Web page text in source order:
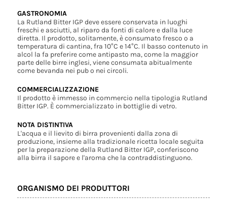
GASTRONOMIA
La Rutland Bitter IGP deve essere conservata in luoghi
freschi e asciutti, al riparo da fonti di calore e dalla luce
diretta. Il prodotto, solitamente, è consumato fresco o a
temperatura di cantina, fra 10°C e 14°C. Il basso contenuto in
alcol la fa preferire come antipasto ma, come la maggior
parte delle birre inglesi, viene consumata abitualmente
come bevanda nei pub o nei circoli.
COMMERCIALIZZAZIONE
Il prodotto è immesso in commercio nella tipologia Rutland
Bitter IGP. È commercializzato in bottiglie di vetro.
NOTA DISTINTIVA
L'acqua e il lievito di birra provenienti dalla zona di
produzione, insieme alla tradizionale ricetta locale seguita
per la preparazione della Rutland Bitter IGP, conferiscono
alla birra il sapore e l'aroma che la contraddistinguono.
ORGANISMO DEI PRODUTTORI